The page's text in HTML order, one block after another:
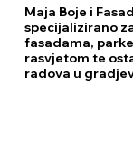
Maja Boje i
specijalizirano
fasadama,
rasvjetom te
radova u